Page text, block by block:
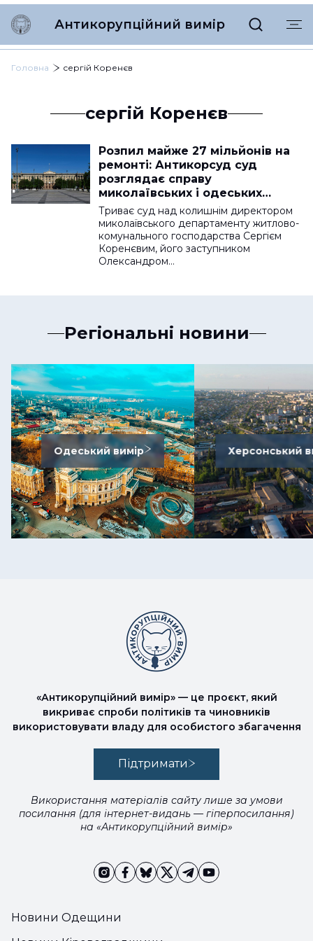
Антикорупційний вимір
Головна сергій Коренєв
сергій Коренєв
Розпил майже 27 мільйонів на
ремонті: Антикорсуд суд
розглядає справу
миколаївських і одеських
посадовців
Триває суд над колишнім директором
миколаївського департаменту житлово-
комунального господарства Сергієм
Коренєвим, його заступником
Олександром…
Регіональні новини
Одеський вимір Херсонський
Новини Одещини
«Антикорупційний вимір» — це проєкт, який
викриває спроби політиків та чиновників
використовувати владу для особистого збагачення
Підтримати
Використання матеріалів сайту лише за умови
посилання (для інтернет-видань — гіперпосилання)
на «Антикорупційний вимір»